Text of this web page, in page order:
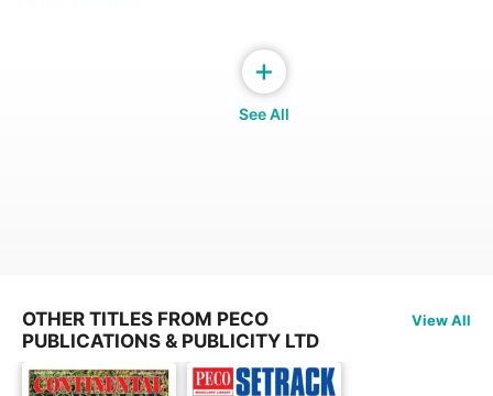
+
See All
OTHER TITLES FROM PECO
PUBLICATIONS & PUBLICITY LTD
View All